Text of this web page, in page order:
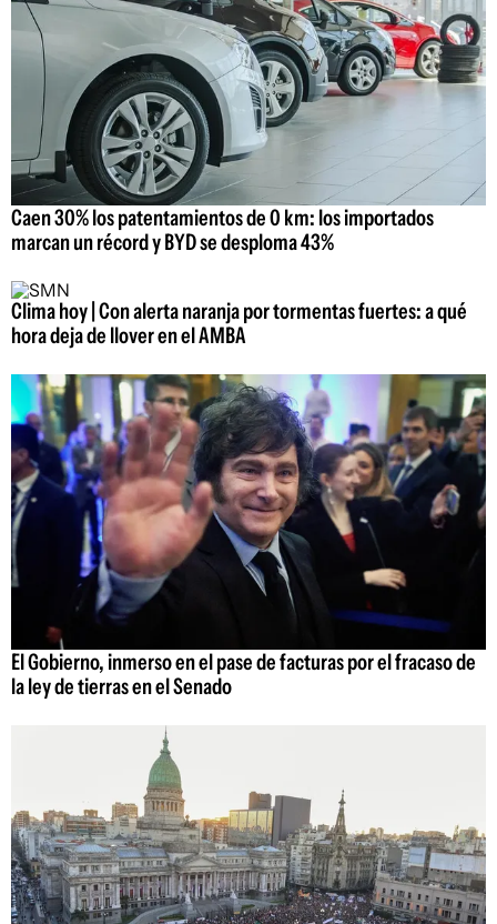
Caen 30% los patentamientos de 0 km: los importados
marcan un récord y BYD se desploma 43%
Clima hoy | Con alerta naranja por tormentas fuertes: a qué
hora deja de llover en el AMBA
El Gobierno, inmerso en el pase de facturas por el fracaso de
la ley de tierras en el Senado